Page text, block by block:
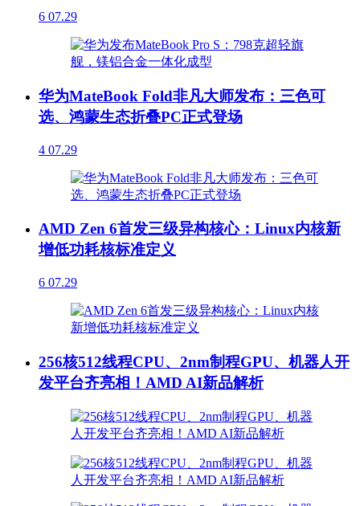
6 07.29
华为MateBook Fold非凡大师发布：三色可
选、鸿蒙生态折叠PC正式登场
4 07.29
AMD Zen 6首发三级异构核心：Linux内核新
增低功耗核标准定义
6 07.29
256核512线程CPU、2nm制程GPU、机器人开
发平台齐亮相！AMD AI新品解析